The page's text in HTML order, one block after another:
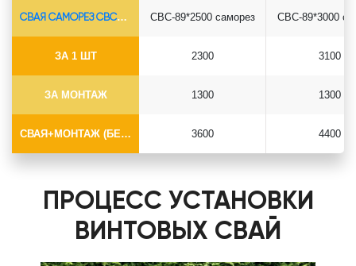
СВАЯ САМОРЕЗ СВС-Ø89*6.5
ЗА 1 ШТ
ЗА МОНТАЖ
СВАЯ+МОНТАЖ (БЕЗ ОГОЛОВКА)
СВС-89*2500 саморез
2300
1300
3600
СВС-89*3000
3100
1300
4400
ПРОЦЕСС УСТАНОВКИ
ВИНТОВЫХ СВАЙ